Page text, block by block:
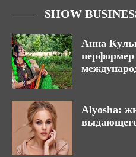
SHOW
Анна
перформер
Alyosha: